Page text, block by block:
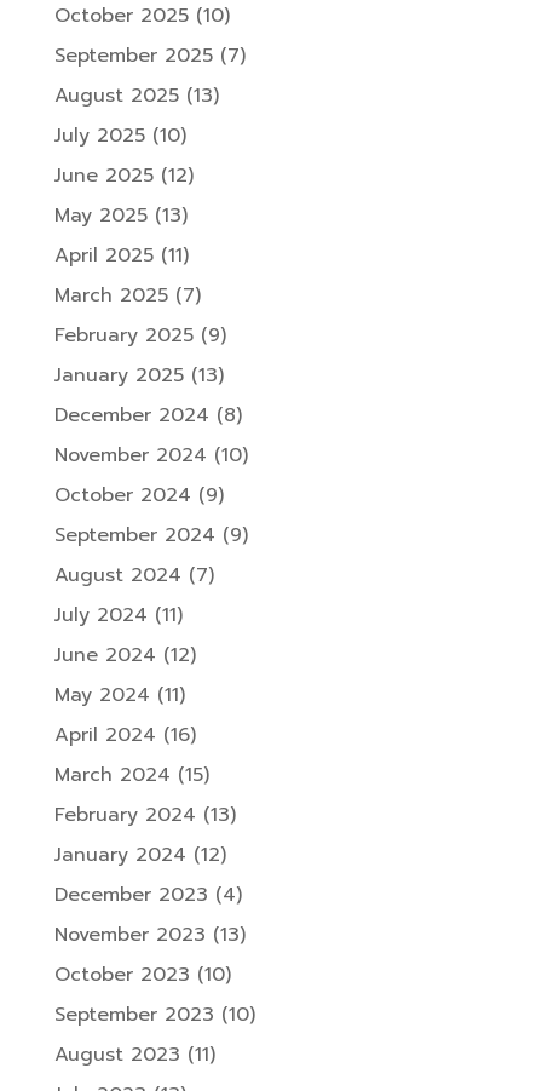
October 2025(10)
September 2025(7)
August 2025(13)
July 2025(10)
June 2025(12)
May 2025(13)
April 2025(11)
March 2025(7)
February 2025(9)
January 2025(13)
December 2024 (8)
November 2024 (10)
October 2024 (9)
September 2024 (9)
August 2024 (7)
July 2024 (11)
June 2024 (12)
May 2024 (11)
April 2024 (16)
March 2024 (15)
February 2024 (13)
January 2024 (12)
December 2023 (4)
November 2023 (13)
October 2023 (10)
September 2023 (10)
August 2023 (11)